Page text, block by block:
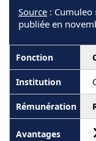
Source : Cumuleo
publiée en